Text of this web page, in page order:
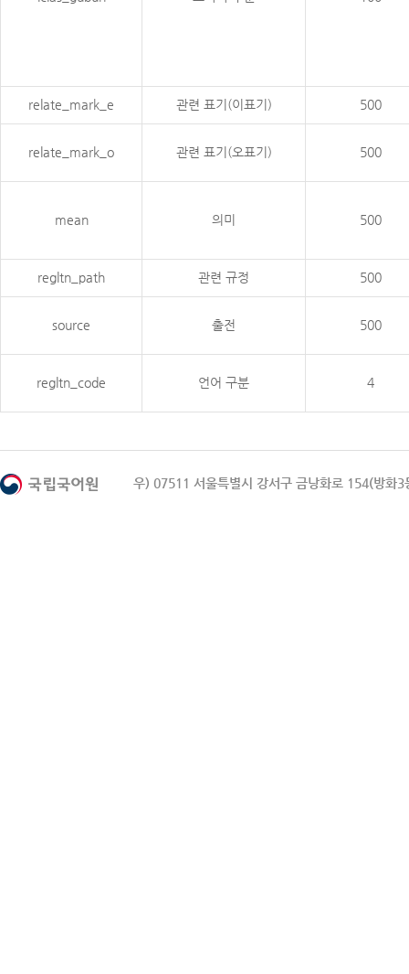
relate_mark_e 관련 표기(이표기) 500
relate_mark_o 관련 표기(오표기) 500
mean 의미 500
regltn_path 관련 규정 500
source 출전 500
regltn_code 언어 구분 4
우) 07511 서울특별시 강서구 금낭화로 154(방화3